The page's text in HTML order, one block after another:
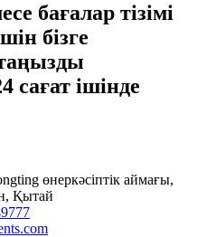
бағалар тізімі
бізге
сағат ішінде
өнеркәсіптік аймағы,
Қытай